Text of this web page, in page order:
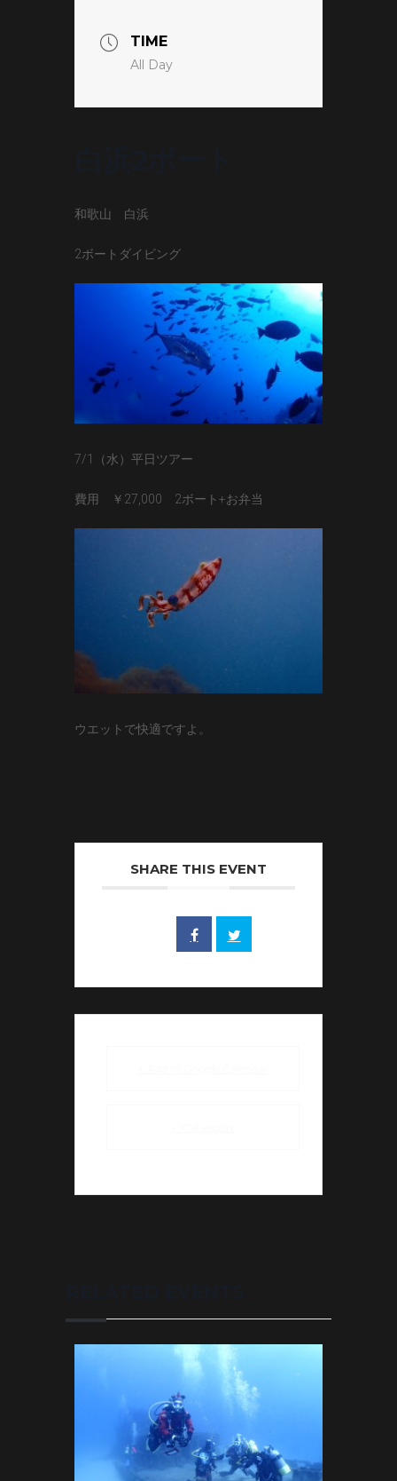
TIME
All Day
和歌山 白浜
2ボートダイビング
7/1（水）平日ツアー
費用 ￥27,000 2ボート+お弁当
ウエットで快適ですよ。
SHARE THIS EVENT